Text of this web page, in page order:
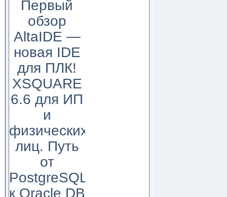
Первый
обзор
AltaIDE —
новая IDE
для ПЛК!
XSQUARE
6.6 для ИП
и
физических
лиц. Путь
от
PostgreSQL
к Oracle DB